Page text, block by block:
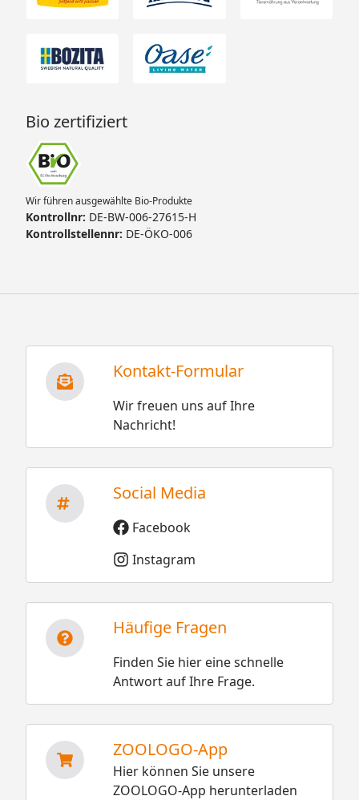
Bio zertifiziert
Wir führen ausgewählte Bio-Produkte
Kontrollnr: DE-BW-006-27615-H
Kontrollstellennr: DE-ÖKO-006
Kontakt-Formular
Wir freuen uns auf Ihre
Nachricht!
Social Media
Facebook
Instagram
Häufige Fragen
Finden Sie hier eine schnelle
Antwort auf Ihre Frage.
ZOOLOGO-App
Hier können Sie unsere
ZOOLOGO-App herunterladen